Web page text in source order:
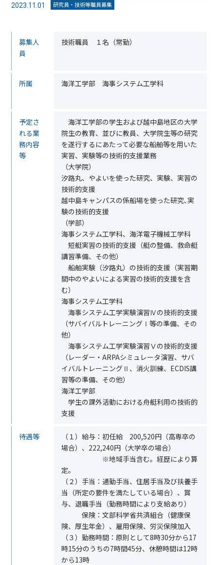
2023.11.01 研究員・技術等職員募集
募集人
員
技術職員 １名（常勤）
所属 海洋工学部 海事システム工学科
予定さ
れる業
務内容
等
海洋工学部の学生および越中島地区の大学
院生の教育、並びに教員、大学院生等の研究
を遂行するにあたって必要な船舶等を用いた
実習、実験等の技術的支援業務
（大学院）
汐路丸、やよいを使った研究、実験、実習の
技術的支援
越中島キャンパスの係船場を使った研究､実
験の技術的支援
（学部）
海事システム工学科、海洋電子機械工学科
短艇実習の技術的支援（艇の整備、救命艇
講習準備、その他）
船舶実験（汐路丸）の技術的支援（実習期
間中のやよいによる実習の技術的支援を含
む）
海事システム工学科
海事システム工学実験演習Ⅳの技術的支援
（サバイバルトレーニングⅠ等の準備、その
他）
海事システム工学実験演習Ⅴの技術的支援
（レーダー・ ARPAシミュレータ演習、サバ
イバルトレーニングⅡ、消火訓練、 ECDIS講
習等の準備、その他）
海洋工学部
学生の課外活動における舟艇利用の技術的
支援
待遇等 （１）給与：初任給 200,520円（高専卒の
場合）、 222,240円（大学卒の場合）
※地域手当含む。経歴により算
定。
（２）手当：通勤手当、住居手当及び扶養手
当（所定の要件を満たしている場合）、賞
与、退職手当（勤務時間により支給あり）
保険：文部科学省共済組合（健康保
険、厚生年金）、雇用保険、労災保険加入
（３）勤務時間：原則として8時30分から17
時15分のうちの7時間45分、休憩時間は12時
から13時